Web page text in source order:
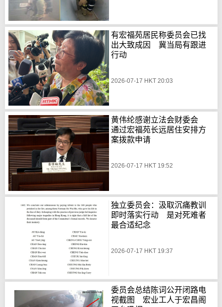
有宏福苑居民称委员会已找
出大致成因 冀当局有跟进
行动
2026-07-17 HKT 20:03
黄伟纶感谢立法会财委会
通过宏福苑长远居住安排方
案拨款申请
2026-07-17 HKT 19:52
独立委员会：汲取沉痛教训
即时落实行动 是对死难者
最合适纪念
2026-07-17 HKT 19:37
委员会总结陈词公开闭路电
视截图 宏业工人于宏昌阁